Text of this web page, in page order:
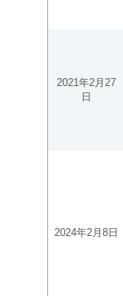
2021年2月27
日
2024年2月8日